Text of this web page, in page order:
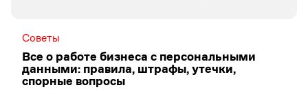
Советы
Все о работе бизнеса с персональными
данными: правила, штрафы, утечки,
спорные вопросы